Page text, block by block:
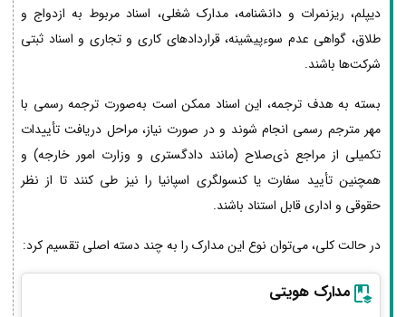
دیپلم، ریزنمرات و دانشنامه، مدارک شغلی، اسناد مربوط به ازدواج و
طلاق، گواهی عدم سوءپیشینه، قراردادهای کاری و تجاری و اسناد ثبتی
شرکت‌ها باشند.
بسته به هدف ترجمه، این اسناد ممکن است به‌صورت ترجمه رسمی با
مهر مترجم رسمی انجام شوند و در صورت نیاز، مراحل دریافت تأییدات
تکمیلی از مراجع ذی‌صلاح (مانند دادگستری و وزارت امور خارجه) و
همچنین تأیید سفارت یا کنسولگری اسپانیا را نیز طی کنند تا از نظر
حقوقی و اداری قابل استناد باشند.
در حالت کلی، می‌توان نوع این مدارک را به چند دسته اصلی تقسیم کرد:
مدارک هویتی